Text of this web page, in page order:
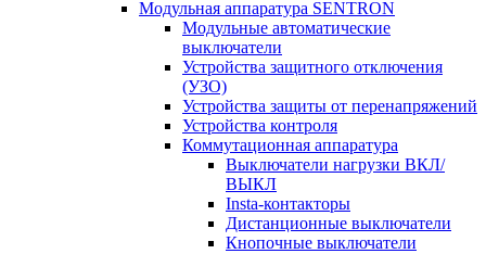
Модульная аппаратура SENTRON
Модульные автоматические
выключатели
Устройства защитного отключения
(УЗО)
Устройства защиты от перенапряжений
Устройства контроля
Коммутационная аппаратура
Выключатели нагрузки ВКЛ/
ВЫКЛ
Insta-контакторы
Дистанционные выключатели
Кнопочные выключатели